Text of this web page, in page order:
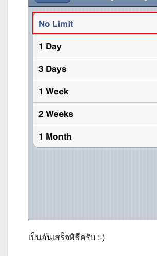
เป็นอันเสร็จพิธีครับ :-)